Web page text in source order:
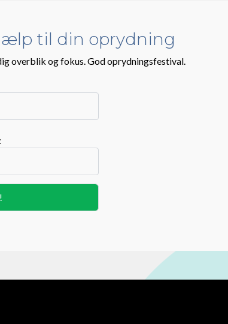
til din oprydning
overblik og fokus. God oprydningsfestival.